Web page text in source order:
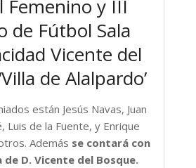
Femenino y III
de Fútbol Sala
Vicente del
de Alalpardo’
están Jesús Navas, Juan
Luis de la Fuente, y Enrique
Además se contará con
de D. Vicente del Bosque.